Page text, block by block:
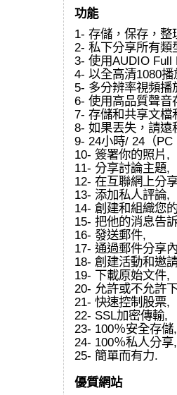
功能
1- 存儲，保存，整
2- 私下分享所有類
3- 使用AUDIO Full
4- 以全高清1080
5- 多分辨率視頻播
6- 使用高品質聲音
7- 存儲和共享文檔
8- 如果丟失，請遠
9- 24小時/ 24（
10- 簽署你的照片,
11- 分享討論主題,
12- 在互聯網上分
13- 添加私人評論,
14- 創建和組織您
15- 把他的消息告
16- 發送郵件,
17- 通過郵件分享
18- 創建活動和邀
19- 下載原始文件,
20- 允許或不允許
21- 快速控制股票,
22- SSL加密傳輸,
23- 100％安全存儲,
24- 100％私人分享,
25- 簡單而有力.
優質網站